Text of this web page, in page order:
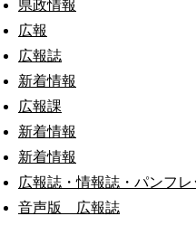
県政情報
広報
広報誌
新着情報
広報課
新着情報
新着情報
広報誌・情報誌・パンフレ
音声版 広報誌